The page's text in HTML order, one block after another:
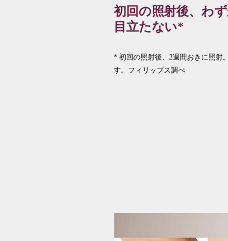
初回の照射後、わ
目立たない*
* 初回の照射後、2週間おきに照射
す。フィリップス調べ